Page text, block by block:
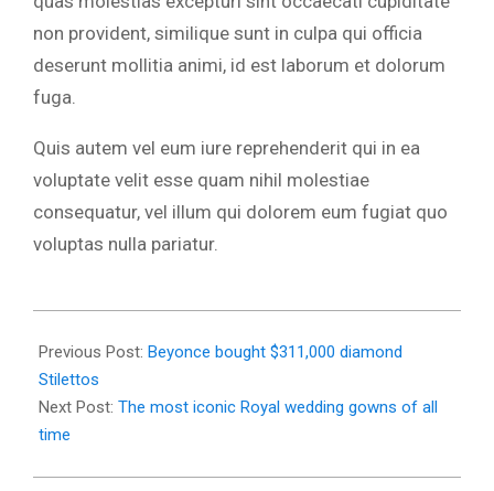
non provident, similique sunt in culpa qui officia
deserunt mollitia animi, id est laborum et dolorum
fuga.
Quis autem vel eum iure reprehenderit qui in ea
voluptate velit esse quam nihil molestiae
consequatur, vel illum qui dolorem eum fugiat quo
voluptas nulla pariatur.
08-
19
Previous Post: Beyonce bought $311,000 diamond
Stilettos
Next Post: The most iconic Royal wedding gowns of all
time